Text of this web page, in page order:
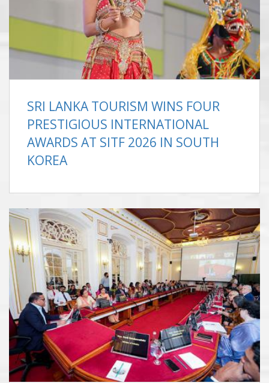
SRI LANKA TOURISM WINS FOUR
PRESTIGIOUS INTERNATIONAL
AWARDS AT SITF 2026 IN SOUTH
KOREA